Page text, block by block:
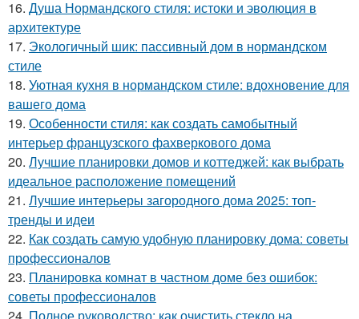
16. Душа Нормандского стиля: истоки и эволюция в
архитектуре
17. Экологичный шик: пассивный дом в нормандском
стиле
18. Уютная кухня в нормандском стиле: вдохновение для
вашего дома
19. Особенности стиля: как создать самобытный
интерьер французского фахверкового дома
20. Лучшие планировки домов и коттеджей: как выбрать
идеальное расположение помещений
21. Лучшие интерьеры загородного дома 2025: топ-
тренды и идеи
22. Как создать самую удобную планировку дома: советы
профессионалов
23. Планировка комнат в частном доме без ошибок:
советы профессионалов
24. Полное руководство: как очистить стекло на